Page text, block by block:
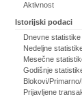
Aktivnost
Istorijski podaci
Dnevne statistike
Nedeljne
Mesečne
Godišnje
Blokovi/
Prijavljene